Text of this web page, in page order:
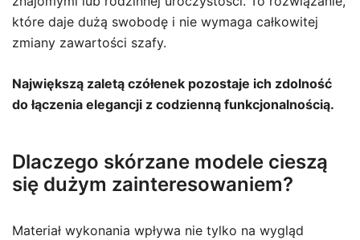
które daje dużą swobodę i nie wymaga całkowitej
zmiany zawartości szafy.
Największą zaletą czółenek pozostaje ich zdolność
do łączenia elegancji z codzienną funkcjonalnością.
Dlaczego skórzane modele cieszą
się dużym zainteresowaniem?
Materiał wykonania wpływa nie tylko na wygląd